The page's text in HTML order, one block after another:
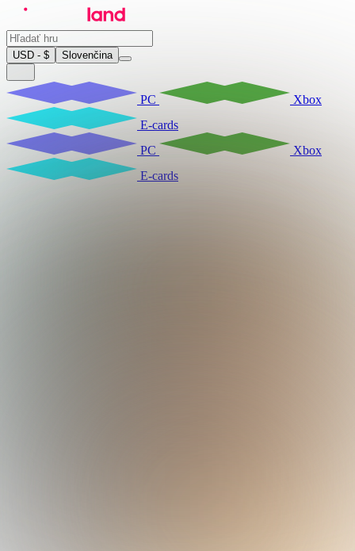
USD - $ Slovenčina
PC
Xbox
E-cards
PC
Xbox
E-cards